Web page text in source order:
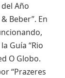
Año
Beber”. En
Guía “Rio
O Globo.
“Prazeres